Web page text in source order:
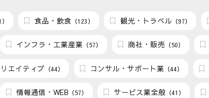
食品・飲食 （123） 観光・トラベル （97）
インフラ・工業産業 （57） 商社・販売 （50）
エイティブ （44） コンサル・サポート業 （44）
情報通信・WEB （57） サービス業全般 （41）